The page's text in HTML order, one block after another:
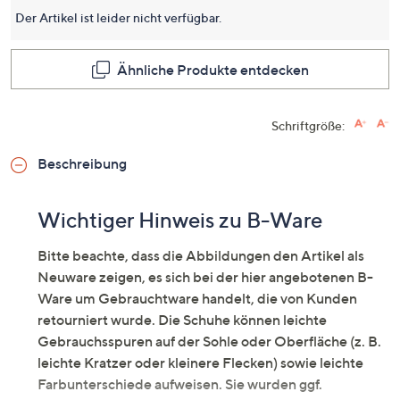
Link
Seite.
Der Artikel ist leider nicht verfügbar.
Ähnliche Produkte entdecken
Schriftgröße:
Beschreibung
Wichtiger Hinweis zu B-Ware
Bitte beachte, dass die Abbildungen den Artikel als
Neuware zeigen, es sich bei der hier angebotenen B-
Ware um Gebrauchtware handelt, die von Kunden
retourniert wurde. Die Schuhe können leichte
Gebrauchsspuren auf der Sohle oder Oberfläche (z. B.
leichte Kratzer oder kleinere Flecken) sowie leichte
Farbunterschiede aufweisen. Sie wurden ggf.